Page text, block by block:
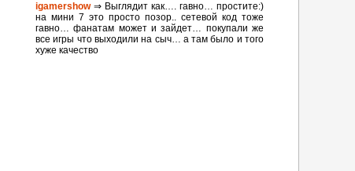
igamershow⇒ Выглядит как…. гавно… простите:)
на мини 7 это просто позор.. сетевой код тоже
гавно… фанатам может и зайдет… покупали же
все игры что выходили на сыч… а там было и того
хуже качество